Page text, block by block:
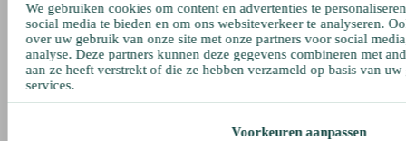
We gebruiken cookies om content en advertenties te
social media te bieden en om ons websiteverkeer te analyseren.
over uw gebruik van onze site met onze partners voor social
analyse. Deze partners kunnen deze gegevens combineren met
aan ze heeft verstrekt of die ze hebben verzameld op basis van
services.
Voorkeuren aanpassen